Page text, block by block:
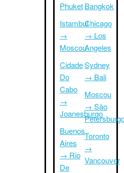
Phuket
Istambul
→
Moscou
Cidade
Do
Cabo
→
Joanesburgo
Buenos
Aires
→ Rio
De
Bangkok
Chicago
→ Los
Angeles
Sydney
→ Bali
Moscou
→ São
Toronto
→
Vancouver